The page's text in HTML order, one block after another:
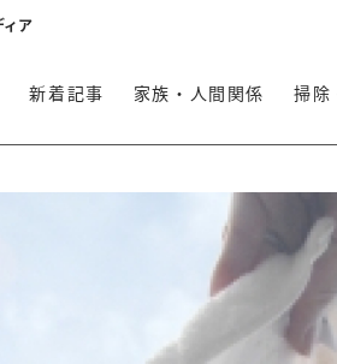
ィア
新着記事 家族・人間関係 掃除